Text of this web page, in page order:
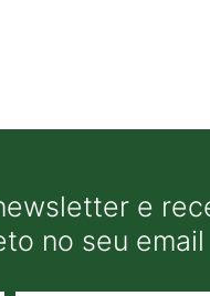
e
no seu email